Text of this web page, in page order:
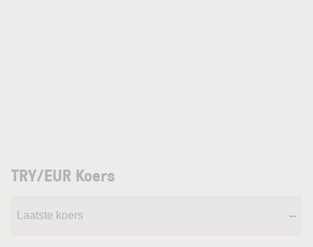
TRY/EUR Koers
Laatste koers --